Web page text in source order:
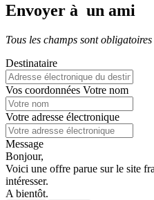
Envoyer à un ami
Tous les champs sont obligatoires
Destinataire
Vos coordonnées Votre nom
Votre adresse électronique
Message
Bonjour,
Voici une offre parue sur le site
intéresser.
A bientôt.